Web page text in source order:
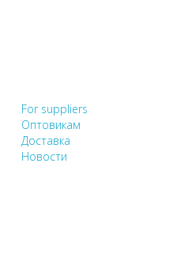
For suppliers
Оптовикам
Доставка
Новости